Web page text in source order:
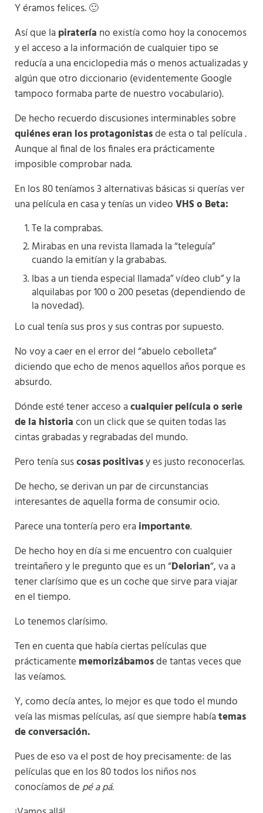
Y éramos felices. 🙂
Así que lapiratería no existía como hoy la conocemos
y el acceso a la información de cualquier tipo se
reducía a una enciclopedia más o menos actualizadas y
algún que otro diccionario (evidentemente Google
tampoco formaba parte de nuestro vocabulario).
De hecho recuerdo discusiones interminables sobre
quiénes eran los protagonistasde esta o tal película .
Aunque al final de los finales era prácticamente
imposible comprobar nada.
En los 80 teníamos 3 alternativas básicas si querías ver
una película en casa y tenías un videoVHS o Beta:
Te la comprabas.
Mirabas en una revista llamada la “teleguía”
cuando la emitían y la grababas.
Ibas a un tienda especial llamada” vídeo club” y la
alquilabas por 100 o 200 pesetas (dependiendo de
la novedad).
Lo cual tenía sus pros y sus contras por supuesto.
No voy a caer en el error del “abuelo cebolleta”
diciendo que echo de menos aquellos años porque es
absurdo.
Dónde esté tener acceso acualquier película o serie
de la historiacon un click que se quiten todas las
cintas grabadas y regrabadas del mundo.
Pero tenía suscosas positivasy es justo reconocerlas.
De hecho, se derivan un par de circunstancias
interesantes de aquella forma de consumir ocio.
Parece una tontería pero eraimportante.
De hecho hoy en día si me encuentro con cualquier
treintañero y le pregunto que es un “Delorian“, va a
tener clarísimo que es un coche que sirve para viajar
en el tiempo.
Lo tenemos clarísimo.
Ten en cuenta que había ciertas películas que
prácticamente memorizábamosde tantas veces que
las veíamos.
Y, como decía antes, lo mejor es que todo el mundo
veía las mismas películas, así que siempre habíatemas
de conversación.
Pues de eso va el post de hoy precisamente: de las
películas que en los 80 todos los niños nos
conocíamos depé a pá.